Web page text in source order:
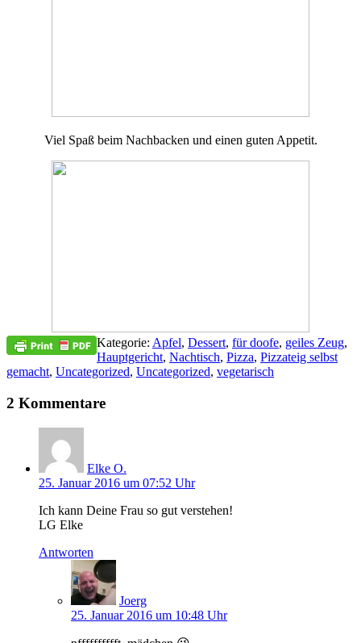
Viel Spaß beim Nachbacken und einen guten Appetit.
Kategorie: Apfel, Dessert, für doofe, geiles Zeug,
Hauptgericht, Nachtisch, Pizza, Pizzateig selbst
gemacht, Uncategorized, Uncategorized, vegetarisch
2 Kommentare
Elke O.
25. Januar 2016 um 07:52 Uhr
Ich kann Deine Frau so gut verstehen!
LG Elke
Antworten
Joerg
25. Januar 2016 um 10:48 Uhr